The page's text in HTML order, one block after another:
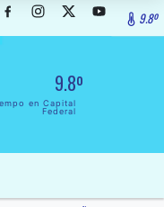
9.8º
9.8º
en Capital
Federal